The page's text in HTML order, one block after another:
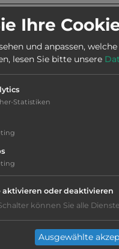
Stadt:
Telefon: 0039
Öffnungszeiten:
Lärmbelästigung
Hygiene: gut
Ihre
und anpassen,
lesen Sie bitte unsere
Statistiken
aktivieren oder deaktivieren
können Sie alle
Ausgewählte